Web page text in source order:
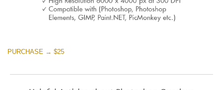
PURCHASE → $25